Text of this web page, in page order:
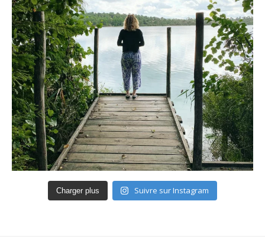
Charger plus Suivre sur Instagram